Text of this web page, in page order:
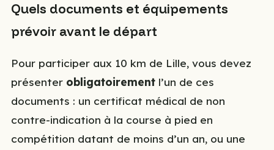
Quels documents et équipements
prévoir avant le départ
Pour participer aux 10 km de Lille, vous devez
présenter obligatoirement l’un de ces
documents : un certificat médical de non
contre-indication à la course à pied en
compétition datant de moins d’un an, ou une